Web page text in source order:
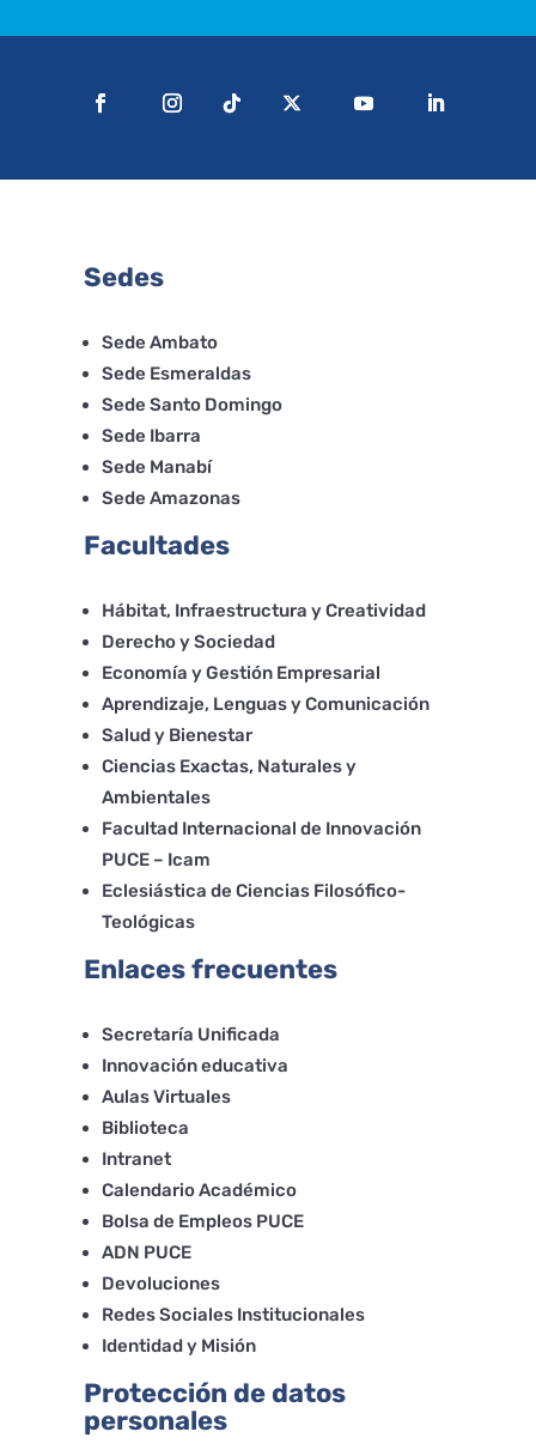
Sedes
Sede Ambato
Sede Esmeraldas
Sede Santo Domingo
Sede Ibarra
Sede Manabí
Sede Amazonas
Facultades
Hábitat, Infraestructura y Creatividad
Derecho y Sociedad
Economía y Gestión Empresarial
Aprendizaje, Lenguas y Comunicación
Salud y Bienestar
Ciencias Exactas, Naturales y
Ambientales
Facultad Internacional de Innovación
PUCE – Icam
Eclesiástica de Ciencias Filosófico-
Teológicas
Enlaces frecuentes
Secretaría Unificada
Innovación educativa
Aulas Virtuales
Biblioteca
Intranet
Calendario Académico
Bolsa de Empleos PUCE
ADN PUCE
Devoluciones
Redes Sociales Institucionales
Identidad y Misión
Protección de datos
personales